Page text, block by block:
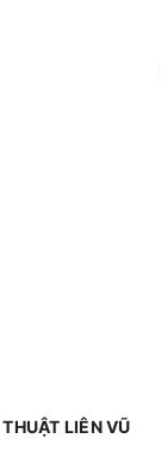
LIÊN VŨ